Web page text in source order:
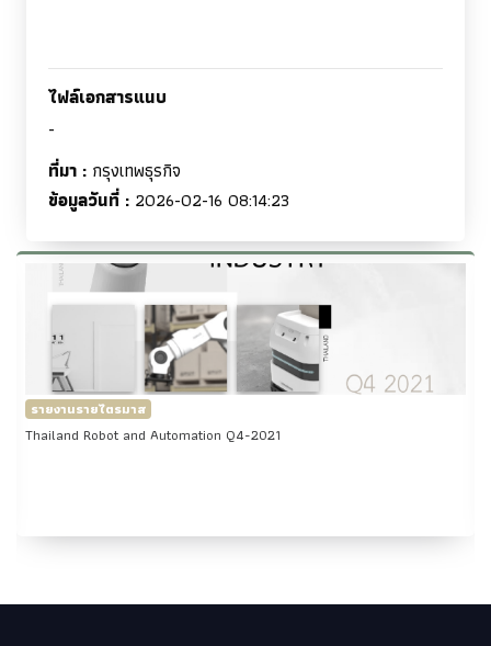
ไฟล์เอกสารแนบ
-
ที่มา : กรุงเทพธุรกิจ
ข้อมูลวันที่ : 2026-02-16 08:14:23
รายงานรายไตรมาส
Thailand Robot and Automation Q1-2022